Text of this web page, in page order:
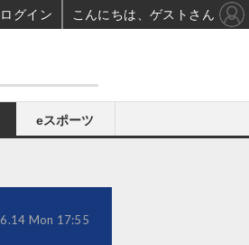
eスポーツ
Mon 17:55
ログイン こんにちは、ゲストさん